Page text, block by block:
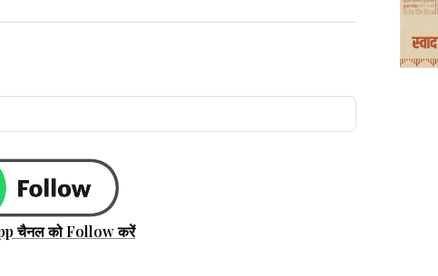
चैनल को Follow करें